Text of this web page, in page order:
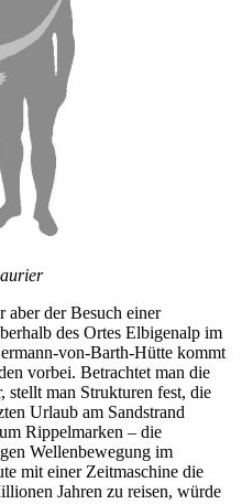
aber der Besuch einer
des Ortes Elbigenalp im
von-Barth-Hütte kommt
vorbei. Betrachtet man die
stellt man Strukturen fest, die
Urlaub am Sandstrand
Rippelmarken – die
Wellenbewegung im
mit einer Zeitmaschine die
Jahren zu reisen, würde